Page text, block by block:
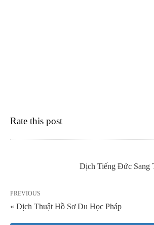
Rate this post
Dịch Tiếng Đức Sang
PREVIOUS
« Dịch Thuật Hồ Sơ Du Học Pháp